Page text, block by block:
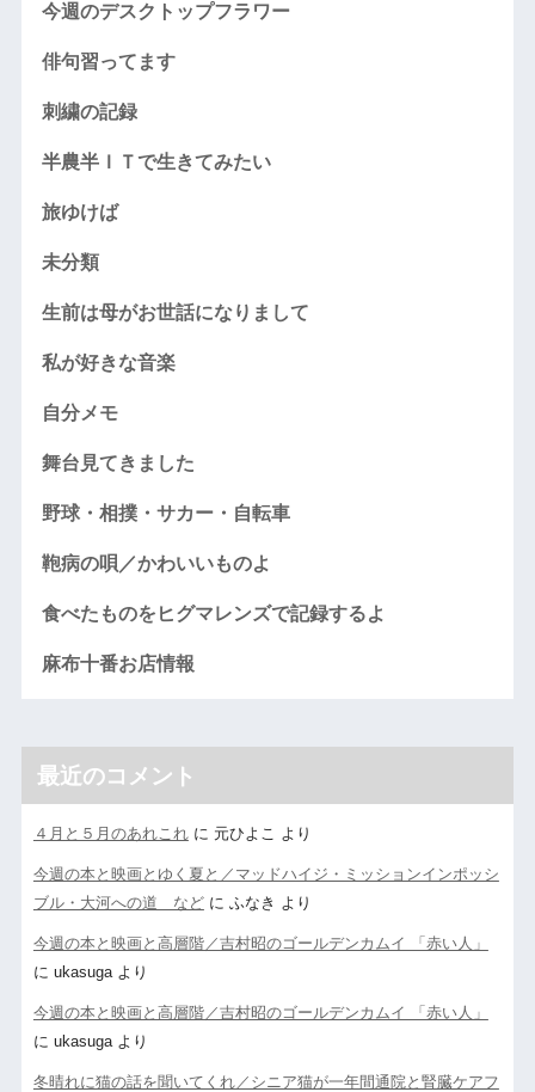
今週のデスクトップフラワー
俳句習ってます
刺繍の記録
半農半ＩＴで生きてみたい
旅ゆけば
未分類
生前は母がお世話になりまして
私が好きな音楽
自分メモ
舞台見てきました
野球・相撲・サカー・自転車
鞄病の唄／かわいいものよ
食べたものをヒグマレンズで記録するよ
麻布十番お店情報
最近のコメント
４月と５月のあれこれに 元ひよこ より
今週の本と映画とゆく夏と／マッドハイジ・ミッションインポッシ
ブル・大河への道 などに ふなき より
今週の本と映画と高層階／吉村昭のゴールデンカムイ 「赤い人」
に ukasugaより
今週の本と映画と高層階／吉村昭のゴールデンカムイ 「赤い人」
に ukasugaより
冬晴れに猫の話を聞いてくれ／シニア猫が一年間通院と腎臓ケアフ